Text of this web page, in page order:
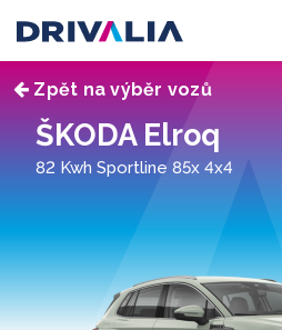
Zpět na výběr vozů
ŠKODA Elroq
82 Kwh Sportline 85x 4x4